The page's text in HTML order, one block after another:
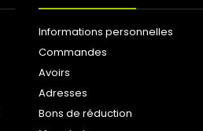
Informations personnelles
Commandes
Avoirs
Adresses
Bons de réduction